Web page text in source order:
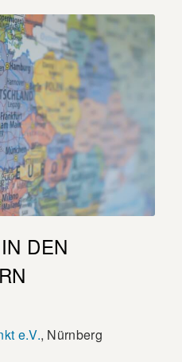
DEN
e.V., Nürnberg